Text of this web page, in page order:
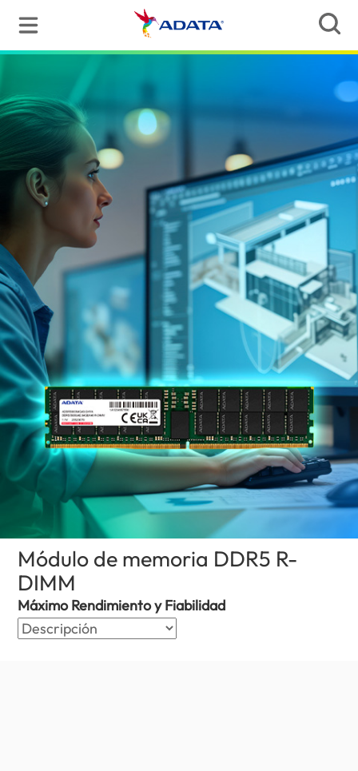
Módulo de memoria DDR5 R-
DIMM
Máximo Rendimiento y Fiabilidad